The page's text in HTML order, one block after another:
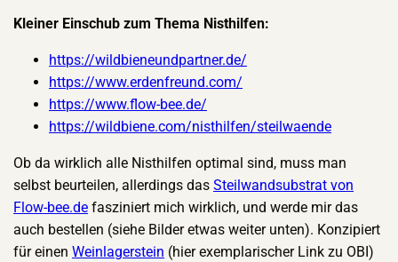
Kleiner Einschub zum Thema Nisthilfen:
https://wildbieneundpartner.de/
https://www.erdenfreund.com/
https://www.flow-bee.de/
https://wildbiene.com/nisthilfen/steilwaende
Ob da wirklich alle Nisthilfen optimal sind, muss man
selbst beurteilen, allerdings dasSteilwandsubstrat von
Flow-bee.de fasziniert mich wirklich, und werde mir das
auch bestellen (siehe Bilder etwas weiter unten). Konzipiert
für einenWeinlagerstein (hier exemplarischer Link zu OBI)